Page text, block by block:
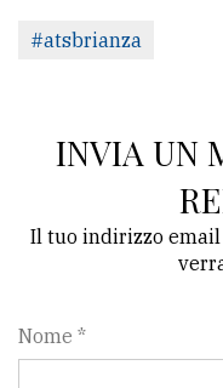
#atsbrianza
INVIA UN
Il tuo indirizzo
Nome *